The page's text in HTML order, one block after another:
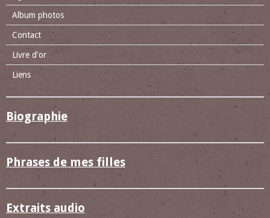
Album photos
Contact
Livre d'or
Liens
Biographie
Phrases de mes filles
Extraits audio